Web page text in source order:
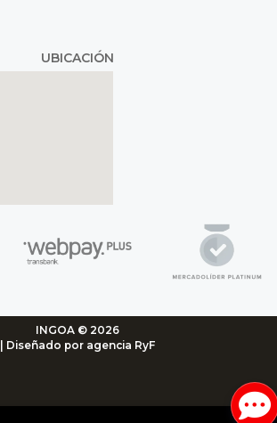
UBICACIÓN
INGOA © 2026
| Diseñado por agencia RyF